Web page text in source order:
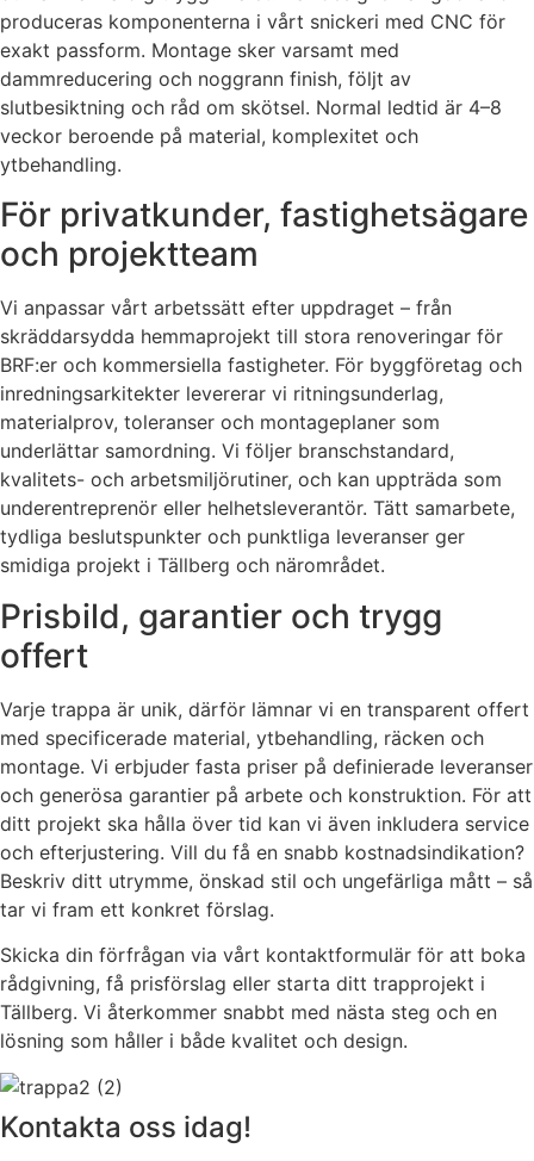
produceras komponenterna i vårt snickeri med CNC för
exakt passform. Montage sker varsamt med
dammreducering och noggrann finish, följt av
slutbesiktning och råd om skötsel. Normal ledtid är 4–8
veckor beroende på material, komplexitet och
ytbehandling.
För privatkunder, fastighetsägare
och projektteam
Vi anpassar vårt arbetssätt efter uppdraget – från
skräddarsydda hemmaprojekt till stora renoveringar för
BRF:er och kommersiella fastigheter. För byggföretag och
inredningsarkitekter levererar vi ritningsunderlag,
materialprov, toleranser och montageplaner som
underlättar samordning. Vi följer branschstandard,
kvalitets- och arbetsmiljörutiner, och kan uppträda som
underentreprenör eller helhetsleverantör. Tätt samarbete,
tydliga beslutspunkter och punktliga leveranser ger
smidiga projekt i Tällberg och närområdet.
Prisbild, garantier och trygg
offert
Varje trappa är unik, därför lämnar vi en transparent offert
med specificerade material, ytbehandling, räcken och
montage. Vi erbjuder fasta priser på definierade leveranser
och generösa garantier på arbete och konstruktion. För att
ditt projekt ska hålla över tid kan vi även inkludera service
och efterjustering. Vill du få en snabb kostnadsindikation?
Beskriv ditt utrymme, önskad stil och ungefärliga mått – så
tar vi fram ett konkret förslag.
Skicka din förfrågan via vårt kontaktformulär för att boka
rådgivning, få prisförslag eller starta ditt trapprojekt i
Tällberg. Vi återkommer snabbt med nästa steg och en
lösning som håller i både kvalitet och design.
Kontakta oss idag!